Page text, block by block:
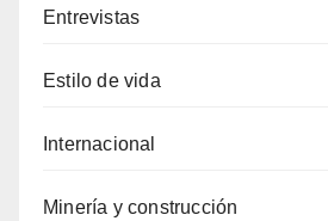
Entrevistas
Estilo de vida
Internacional
Minería y construcción